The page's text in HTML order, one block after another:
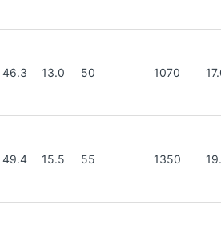
46.3 13.0 50 1070
49.4 15.5 55 1350